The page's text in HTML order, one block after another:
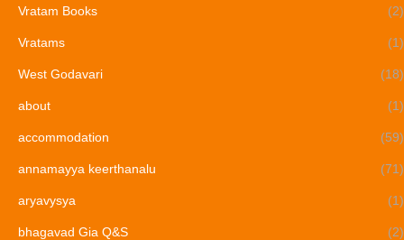
Vratam Books (2)
Vratams (1)
West Godavari (18)
about (1)
accommodation (59)
annamayya keerthanalu (71)
aryavysya (1)
bhagavad Gia Q&S (2)